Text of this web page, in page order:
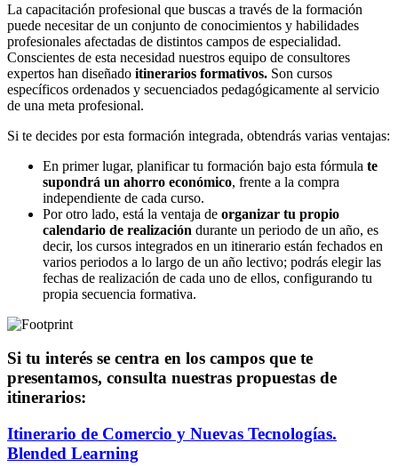
La capacitación profesional que buscas a través de la formación
puede necesitar de un conjunto de conocimientos y habilidades
profesionales afectadas de distintos campos de especialidad.
Conscientes de esta necesidad nuestros equipo de consultores
expertos han diseñado itinerarios formativos. Son cursos
específicos ordenados y secuenciados pedagógicamente al servicio
de una meta profesional.
Si te decides por esta formación integrada, obtendrás varias ventajas:
En primer lugar, planificar tu formación bajo esta fórmula te
supondrá un ahorro económico, frente a la compra
independiente de cada curso.
Por otro lado, está la ventaja de organizar tu propio
calendario de realización durante un periodo de un año, es
decir, los cursos integrados en un itinerario están fechados en
varios periodos a lo largo de un año lectivo; podrás elegir las
fechas de realización de cada uno de ellos, configurando tu
propia secuencia formativa.
Si tu interés se centra en los campos que te
presentamos, consulta nuestras propuestas de
itinerarios:
Itinerario de Comercio y Nuevas Tecnologías.
Blended Learning